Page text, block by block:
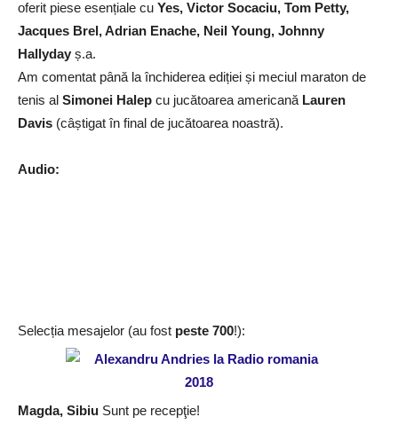
oferit piese esențiale cu Yes, Victor Socaciu, Tom Petty,
Jacques Brel, Adrian Enache, Neil Young, Johnny
Hallyday ș.a.
Am comentat până la închiderea ediției și meciul maraton de
tenis al Simonei Halep cu jucătoarea americană Lauren
Davis (câștigat în final de jucătoarea noastră).
Audio:
Selecția mesajelor (au fost peste 700!):
Magda, Sibiu Sunt pe recepţie!